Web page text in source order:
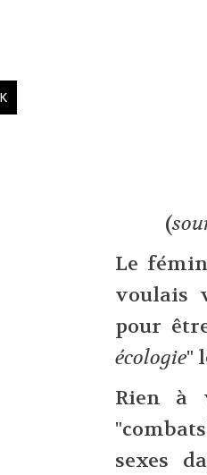
(
Le
voulais
pour
écologie"
Rien à
sexes